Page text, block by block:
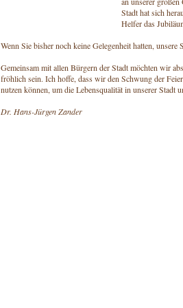
Stadt hat sich
Helfer das
Wenn Sie bisher noch keine Gelegenheit hatten,
Gemeinsam mit allen Bürgern der Stadt möchten wir
fröhlich sein. Ich hoffe, dass wir den Schwung der
nutzen können, um die Lebensqualität in unserer Stadt
Dr. Hans-Jürgen Zander